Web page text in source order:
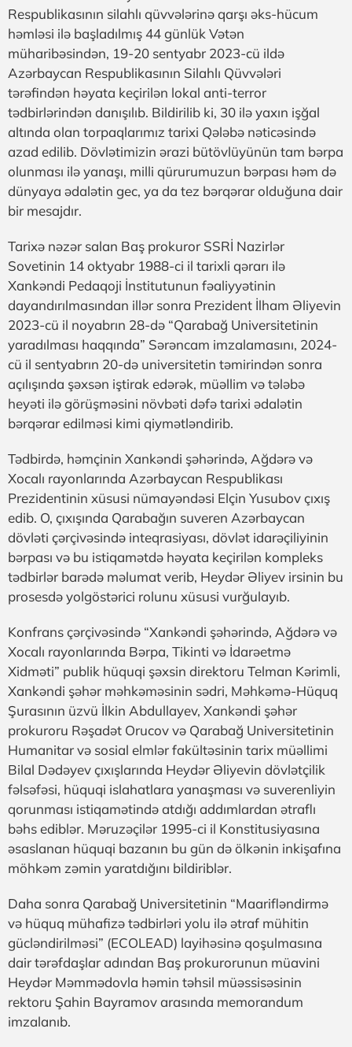
Respublikasının silahlı qüvvələrinə qarşı əks-hücum
həmləsi ilə başladılmış 44 günlük Vətən
müharibəsindən, 19-20 sentyabr 2023-cü ildə
Azərbaycan Respublikasının Silahlı Qüvvələri
tərəfindən həyata keçirilən lokal anti-terror
tədbirlərindən danışılıb. Bildirilib ki, 30 ilə yaxın işğal
altında olan torpaqlarımız tarixi Qələbə nəticəsində
azad edilib. Dövlətimizin ərazi bütövlüyünün tam bərpa
olunması ilə yanaşı, milli qürurumuzun bərpası həm də
dünyaya ədalətin gec, ya da tez bərqərar olduğuna dair
bir mesajdır.
Tarixə nəzər salan Baş prokuror SSRİ Nazirlər
Sovetinin 14 oktyabr 1988-ci il tarixli qərarı ilə
Xankəndi Pedaqoji İnstitutunun fəaliyyətinin
dayandırılmasından illər sonra Prezident İlham Əliyevin
2023-cü il noyabrın 28-də “Qarabağ Universitetinin
yaradılması haqqında” Sərəncam imzalamasını, 2024-
cü il sentyabrın 20-də universitetin təmirindən sonra
açılışında şəxsən iştirak edərək, müəllim və tələbə
heyəti ilə görüşməsini növbəti dəfə tarixi ədalətin
bərqərar edilməsi kimi qiymətləndirib.
Tədbirdə, həmçinin Xankəndi şəhərində, Ağdərə və
Xocalı rayonlarında Azərbaycan Respublikası
Prezidentinin xüsusi nümayəndəsi Elçin Yusubov çıxış
edib. O, çıxışında Qarabağın suveren Azərbaycan
dövləti çərçivəsində inteqrasiyası, dövlət idarəçiliyinin
bərpası və bu istiqamətdə həyata keçirilən kompleks
tədbirlər barədə məlumat verib, Heydər Əliyev irsinin bu
prosesdə yolgöstərici rolunu xüsusi vurğulayıb.
Konfrans çərçivəsində “Xankəndi şəhərində, Ağdərə və
Xocalı rayonlarında Bərpa, Tikinti və İdarəetmə
Xidməti” publik hüquqi şəxsin direktoru Telman Kərimli,
Xankəndi şəhər məhkəməsinin sədri, Məhkəmə-Hüquq
Şurasının üzvü İlkin Abdullayev, Xankəndi şəhər
prokuroru Rəşadət Orucov və Qarabağ Universitetinin
Humanitar və sosial elmlər fakültəsinin tarix müəllimi
Bilal Dədəyev çıxışlarında Heydər Əliyevin dövlətçilik
fəlsəfəsi, hüquqi islahatlara yanaşması və suverenliyin
qorunması istiqamətində atdığı addımlardan ətraflı
bəhs ediblər. Məruzəçilər 1995-ci il Konstitusiyasına
əsaslanan hüquqi bazanın bu gün də ölkənin inkişafına
möhkəm zəmin yaratdığını bildiriblər.
Daha sonra Qarabağ Universitetinin “Maarifləndirmə
və hüquq mühafizə tədbirləri yolu ilə ətraf mühitin
gücləndirilməsi” (ECOLEAD) layihəsinə qoşulmasına
dair tərəfdaşlar adından Baş prokurorunun müavini
Heydər Məmmədovla həmin təhsil müəssisəsinin
rektoru Şahin Bayramov arasında memorandum
imzalanıb.